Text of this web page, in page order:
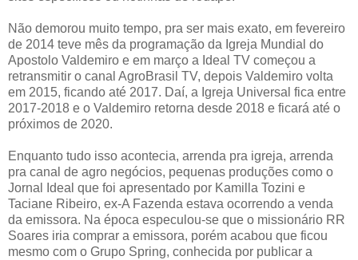
Não demorou muito tempo, pra ser mais exato, em fevereiro
de 2014 teve mês da programação da Igreja Mundial do
Apostolo Valdemiro e em março a Ideal TV começou a
retransmitir o canal AgroBrasil TV, depois Valdemiro volta
em 2015, ficando até 2017. Daí, a Igreja Universal fica entre
2017-2018 e o Valdemiro retorna desde 2018 e ficará até o
próximos de 2020.
Enquanto tudo isso acontecia, arrenda pra igreja, arrenda
pra canal de agro negócios, pequenas produções como o
Jornal Ideal que foi apresentado por Kamilla Tozini e
Taciane Ribeiro, ex-A Fazenda estava ocorrendo a venda
da emissora. Na época especulou-se que o missionário RR
Soares iria comprar a emissora, porém acabou que ficou
mesmo com o Grupo Spring, conhecida por publicar a